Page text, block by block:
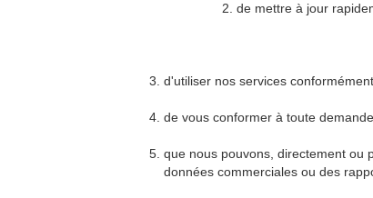
de mettre à jour
d'utiliser nos services
de vous conformer à toute
que nous pouvons, directement ou
données commerciales ou des